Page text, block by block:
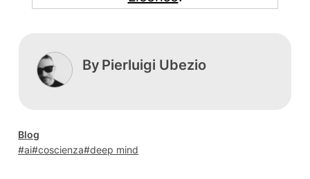
By Pierluigi Ubezio
Blog
ai coscienza deep mind